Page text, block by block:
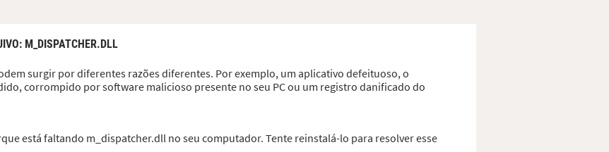
: M_DISPATCHER.DLL
surgir por diferentes razões diferentes. Por exemplo, um aplicativo defeituoso, o
corrompido por software malicioso presente no seu PC ou um registro danificado do
está faltando m_dispatcher.dll no seu computador. Tente reinstalá-lo para resolver esse